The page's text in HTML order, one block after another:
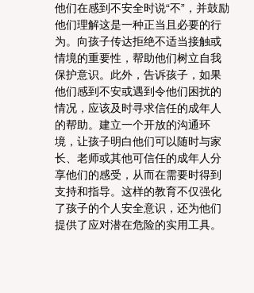
他们在感到不安全时说“不”，并鼓励
他们理解这是一种正当且必要的行
为。向孩子传达拒绝不适当接触或
情境的重要性，帮助他们树立自我
保护意识。此外，告诉孩子，如果
他们感到不安或遇到令他们困扰的
情况，应该及时寻求信任的成年人
的帮助。建立一个开放的沟通环
境，让孩子明白他们可以随时与家
长、老师或其他可信任的成年人分
享他们的感受，从而在需要时得到
支持和指导。这样的教育不仅强化
了孩子的个人安全意识，还为他们
提供了应对潜在危险的实用工具。